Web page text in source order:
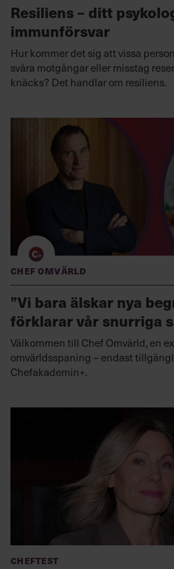
Resiliens – ditt
immunförsvar
Hur kommer det sig att vissa
svåra motgångar eller misstag
knäcks? Det handlar om resiliens.
Chef Omvärld
”Vi bara älskar nya
förklarar vår snurriga
Välkommen till Chef Omvärld, en
omvärldsspaning – endast
Chefakademin+.
Cheftest